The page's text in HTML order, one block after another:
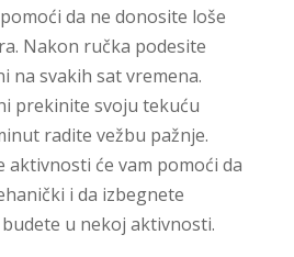
da ne donosite loše
Nakon ručka podesite
na svakih sat vremena.
prekinite svoju tekuću
radite vežbu pažnje.
aktivnosti će vam pomoći da
i da izbegnete
u nekoj aktivnosti.